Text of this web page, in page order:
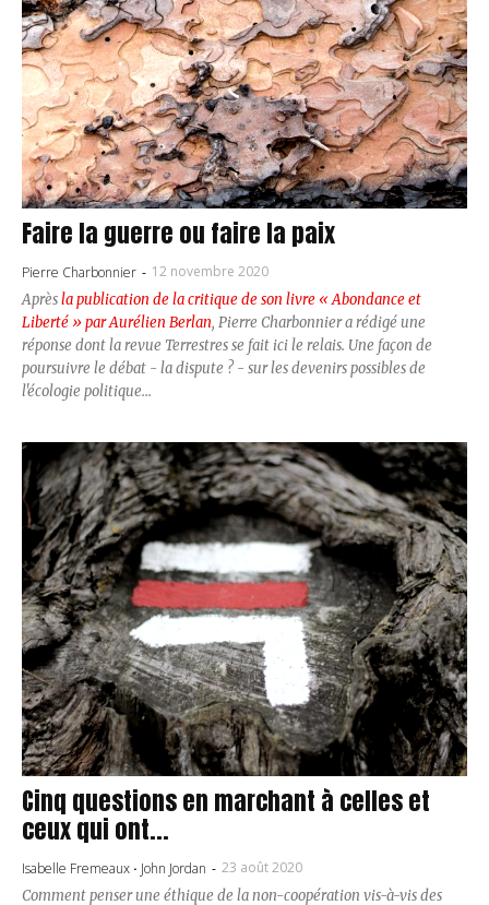
Faire la guerre ou faire la paix
Pierre Charbonnier - 12 novembre 2020
Aprèsla publication de la critique de son livre « Abondance et
Liberté » par Aurélien Berlan, Pierre Charbonnier a rédigé une
réponse dont la revue Terrestres se fait ici le relais. Une façon de
poursuivre le débat - la dispute ? - sur les devenirs possibles de
l'écologie politique...
Cinq questions en marchant à celles et
ceux qui ont...
Isabelle Fremeaux · John Jordan - 23 août 2020
Comment penser une éthique de la non-coopération vis-à-vis des